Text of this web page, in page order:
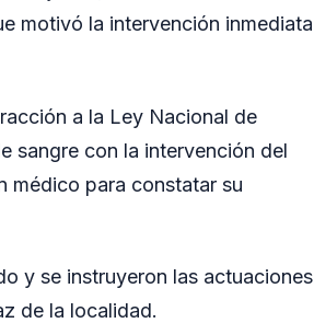
motivó la intervención inmediata
a la Ley Nacional de
sangre con la intervención del
médico para constatar su
y se instruyeron las actuaciones
de la localidad.